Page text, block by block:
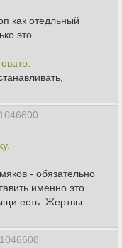
как отедльный
это
- обязательно
именно это
есть. Жертвы